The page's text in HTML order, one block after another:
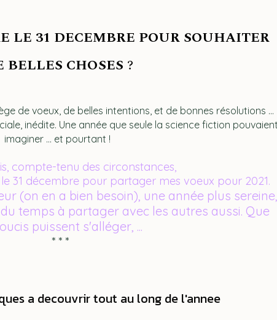
LE 31 DECEMBRE POUR SOUHAITER
BELLES CHOSES ?
de voeux, de belles intentions, et de bonnes résolutions ...
inédite. Une année que seule la science fiction pouvaient
imaginer ... et pourtant !
compte-tenu des circonstances,
31 décembre pour partager mes voeux pour 2021.
(on en a bien besoin), une année plus sereine,
temps à partager avec les autres aussi. Que
puissent s'alléger, ...
* * *
a decouvrir tout au long de l'annee